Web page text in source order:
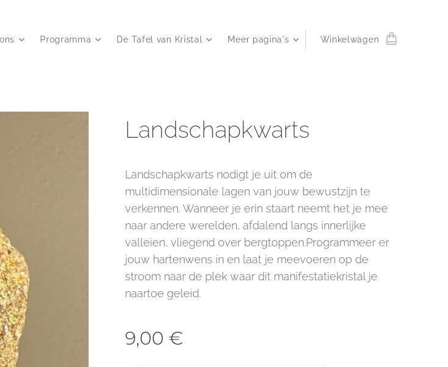
Programma De Tafel van Kristal Meer pagina's Winkelwagen
Landschapkwarts
Landschapkwarts nodigt je uit om de
multidimensionale lagen van jouw bewustzijn te
verkennen. Wanneer je erin staart neemt het je mee
naar andere werelden, afdalend langs innerlijke
valleien, vliegend over bergtoppen.Programmeer er
jouw hartenwens in en laat je meevoeren op de
stroom naar de plek waar dit manifestatiekristal je
naartoe geleid.
9,00 €